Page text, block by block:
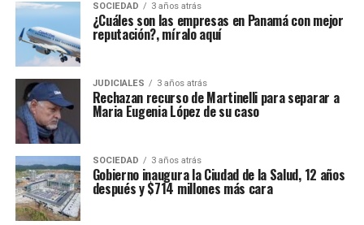
SOCIEDAD 3 años atrás
¿Cuáles son las empresas en Panamá con mejor
reputación?, míralo aquí
JUDICIALES 3 años atrás
Rechazan recurso de Martinelli para separar a
Maria Eugenia López de su caso
SOCIEDAD 3 años atrás
Gobierno inaugura la Ciudad de la Salud, 12 años
después y $714 millones más cara